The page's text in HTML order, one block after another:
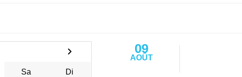
Sa Di
09
AOÛT